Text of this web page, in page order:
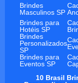
Brindes
Masculinos SP
Brindes para
Hotéis SP
Brindes
Personalizados
SP
Brindes para
Eventos SP
10 Brasil